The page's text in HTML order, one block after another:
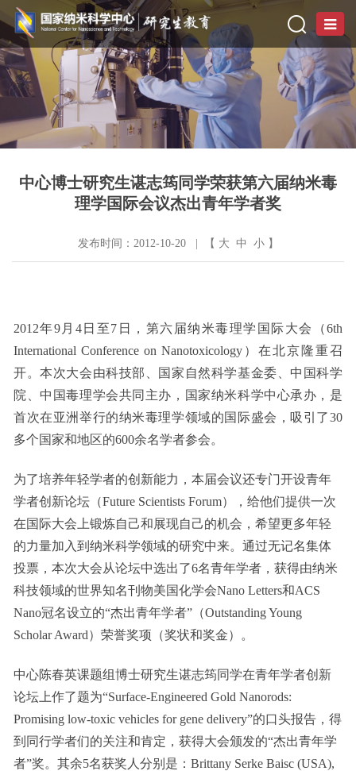
中心博士研究生谌志筠同学荣获第六届纳米毒
理学国际会议杰出青年学者奖
发布时间：2012-10-20 | 【 大 中 小】
2012年9月4日至7日，第六届纳米毒理学国际大会（6th
International Conference on Nanotoxicology）在北京隆重召
开。本次大会由科技部、国家自然科学基金委、中国科学
院、中国毒理学会共同主办，国家纳米科学中心承办，是
首次在亚洲举行的纳米毒理学领域的国际盛会，吸引了30
多个国家和地区的600余名学者参会。
为了培养年轻学者的创新能力，本届会议还专门开设青年
学者创新论坛（Future Scientists Forum），给他们提供一次
在国际大会上锻炼自己和展现自己的机会，希望更多年轻
的力量加入到纳米科学领域的研究中来。通过无记名集体
投票，本次大会从论坛中选出了6名青年学者，获得由纳米
科技领域的世界知名刊物美国化学会Nano Letters和ACS
Nano冠名设立的“杰出青年学者”（Outstanding Young
Scholar Award）荣誉奖项（奖状和奖金）。
中心陈春英课题组博士研究生谌志筠同学在青年学者创新
论坛上作了题为“Surface-Engineered Gold Nanorods:
Promising low-toxic vehicles for gene delivery”的口头报告，得
到同行学者们的关注和肯定，获得大会颁发的“杰出青年学
者”奖。其余5名获奖人分别是：Brittany Serke Baisc (USA),